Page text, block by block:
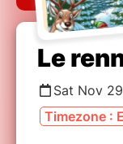
Le
Sat Nov
Timezone :